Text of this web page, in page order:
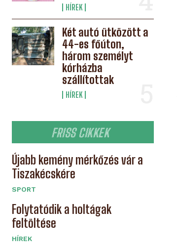
HÍREK
Két autó ütközött a
44-es főúton,
három személyt
kórházba
szállítottak
HÍREK
FRISS CIKKEK
Újabb kemény mérkőzés vár a
Tiszakécskére
SPORT
Folytatódik a holtágak
feltöltése
HÍREK